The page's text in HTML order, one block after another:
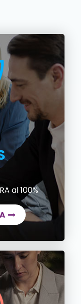
al 100%